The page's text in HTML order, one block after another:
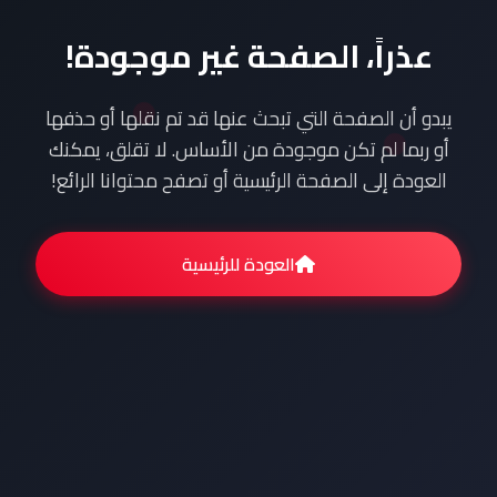
عذراً، الصفحة غير موجودة!
يبدو أن الصفحة التي تبحث عنها قد تم نقلها أو حذفها
أو ربما لم تكن موجودة من الأساس. لا تقلق، يمكنك
العودة إلى الصفحة الرئيسية أو تصفح محتوانا الرائع!
العودة للرئيسية